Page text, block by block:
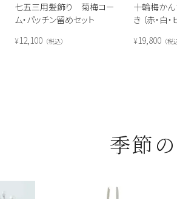
七五三用髪飾り 菊梅コー
ム・パッチン留めセット
¥12,100 税込
十輪梅かん
き （赤・白・
¥19,800 税
季節